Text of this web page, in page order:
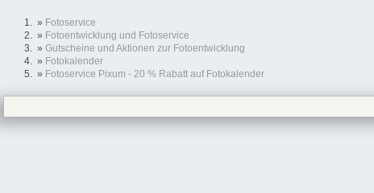
» Fotoservice
» Fotoentwicklung und Fotoservice
» Gutscheine und Aktionen zur Fotoentwicklung
» Fotokalender
» Fotoservice Pixum - 20 % Rabatt auf Fotokalender